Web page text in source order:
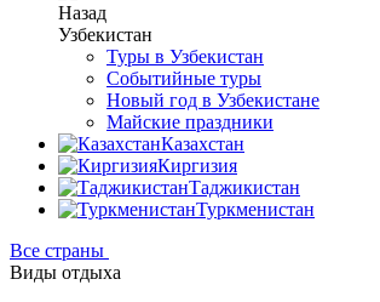
Назад
Узбекистан
Туры в Узбекистан
Событийные туры
Новый год в Узбекистане
Майские праздники
Казахстан
Киргизия
Таджикистан
Туркменистан
Все страны
Виды отдыха